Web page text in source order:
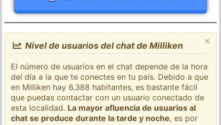
×
Nivel de usuarios del chat de Milliken
El número de usuarios en el chat depende de la hora
del día a la que te conectes en tu país. Debido a que
en Milliken hay 6.388 habitantes, es bastante fácil
que puedas contactar con un usuario conectado de
esta localidad. La mayor afluencia de usuarios al
chat se produce durante la tarde y noche, es por